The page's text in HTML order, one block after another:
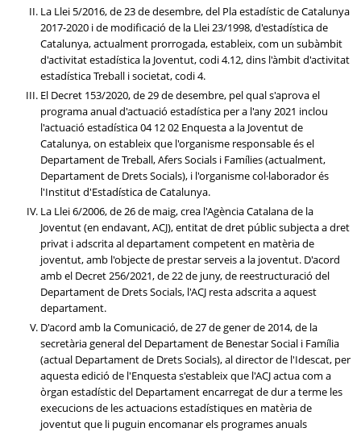
La Llei 5/2016, de 23 de desembre, del Pla estadístic de Catalunya
2017-2020 i de modificació de la Llei 23/1998, d'estadística de
Catalunya, actualment prorrogada, estableix, com un subàmbit
d'activitat estadística la Joventut, codi 4.12, dins l'àmbit d'activitat
estadística Treball i societat, codi 4.
El Decret 153/2020, de 29 de desembre, pel qual s'aprova el
programa anual d'actuació estadística per a l'any 2021 inclou
l'actuació estadística 04 12 02 Enquesta a la Joventut de
Catalunya, on estableix que l'organisme responsable és el
Departament de Treball, Afers Socials i Famílies (actualment,
Departament de Drets Socials), i l'organisme col·laborador és
l'Institut d'Estadística de Catalunya.
La Llei 6/2006, de 26 de maig, crea l'Agència Catalana de la
Joventut (en endavant, ACJ), entitat de dret públic subjecta a dret
privat i adscrita al departament competent en matèria de
joventut, amb l'objecte de prestar serveis a la joventut. D'acord
amb el Decret 256/2021, de 22 de juny, de reestructuració del
Departament de Drets Socials, l'ACJ resta adscrita a aquest
departament.
D'acord amb la Comunicació, de 27 de gener de 2014, de la
secretària general del Departament de Benestar Social i Família
(actual Departament de Drets Socials), al director de l'Idescat, per
aquesta edició de l'Enquesta s'estableix que l'ACJ actua com a
òrgan estadístic del Departament encarregat de dur a terme les
execucions de les actuacions estadístiques en matèria de
joventut que li puguin encomanar els programes anuals